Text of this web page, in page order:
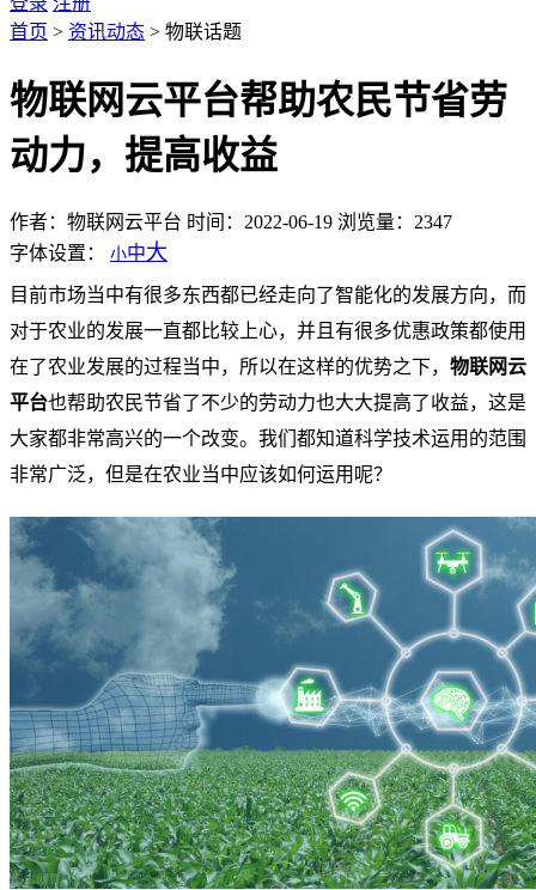
首页 > 资讯动态 > 物联话题
物联网云平台帮助农民节省劳
动力，提高收益
作者：物联网云平台 时间：2022-06-19 浏览量：2347
字体设置： 小中大
目前市场当中有很多东西都已经走向了智能化的发展方向，而
对于农业的发展一直都比较上心，并且有很多优惠政策都使用
在了农业发展的过程当中，所以在这样的优势之下， 物联网云
平台也帮助农民节省了不少的劳动力也大大提高了收益，这是
大家都非常高兴的一个改变。我们都知道科学技术运用的范围
非常广泛，但是在农业当中应该如何运用呢？